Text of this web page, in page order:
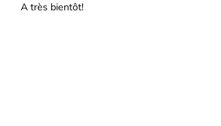
A très bientôt!